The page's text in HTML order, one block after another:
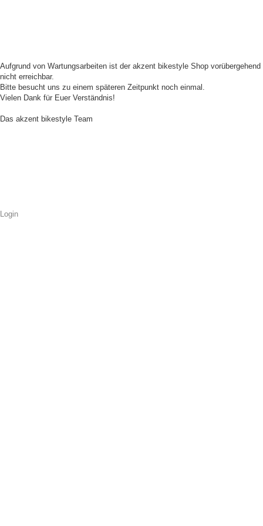
Aufgrund von Wartungsarbeiten ist der akzent bikestyle Shop vorübergehend
nicht erreichbar.
Bitte besucht uns zu einem späteren Zeitpunkt noch einmal.
Vielen Dank für Euer Verständnis!
Das akzent bikestyle Team
Login